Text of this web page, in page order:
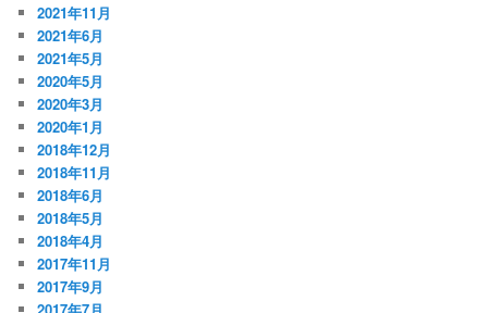
2021年11月
2021年6月
2021年5月
2020年5月
2020年3月
2020年1月
2018年12月
2018年11月
2018年6月
2018年5月
2018年4月
2017年11月
2017年9月